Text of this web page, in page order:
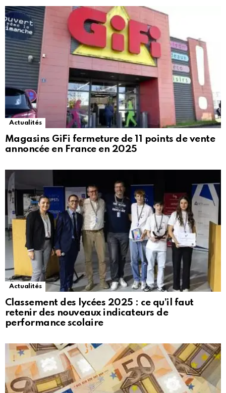
Actualités
Magasins GiFi fermeture de 11 points de vente
annoncée en France en 2025
Actualités
Classement des lycées 2025 : ce qu’il faut
retenir des nouveaux indicateurs de
performance scolaire